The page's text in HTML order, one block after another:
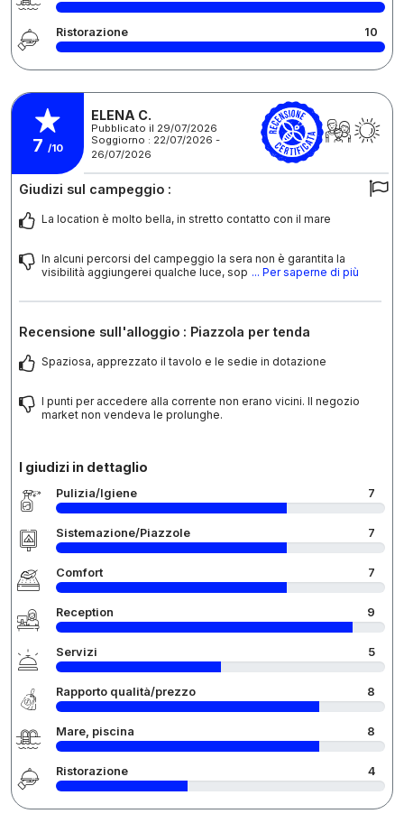
Ristorazione 10
7 /10
ELENA C.
Pubblicato il 29/07/2026
Soggiorno : 22/07/2026 -
26/07/2026
Giudizi sul campeggio :
La location è molto bella, in stretto contatto con il mare
In alcuni percorsi del campeggio la sera non è garantita la
visibilità aggiungerei qualche luce, sop ... Per saperne di più
Recensione sull'alloggio : Piazzola per tenda
Spaziosa, apprezzato il tavolo e le sedie in dotazione
I punti per accedere alla corrente non erano vicini. Il negozio
market non vendeva le prolunghe.
I giudizi in dettaglio
Pulizia/Igiene 7
Sistemazione/Piazzole 7
Comfort 7
Reception 9
Servizi 5
Rapporto qualità/prezzo 8
Mare, piscina 8
Ristorazione 4